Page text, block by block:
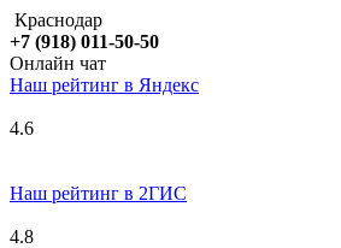
Краснодар
+7 (918) 011-50-50
Онлайн чат
Наш рейтинг в Яндекс
4.6
Наш рейтинг в 2ГИС
4.8